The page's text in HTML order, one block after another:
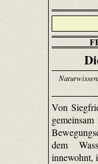
Von
dem
innewohnt,